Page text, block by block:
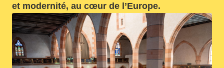
et modernité, au cœur de l’Europe.